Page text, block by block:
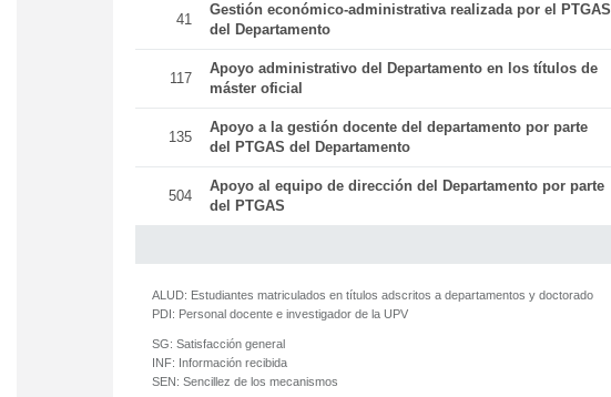
41
Gestión económico-administrativa realizada por el PTGAS
del Departamento
117
Apoyo administrativo del Departamento en los títulos de
máster oficial
135
Apoyo a la gestión docente del departamento por parte
del PTGAS del Departamento
504
Apoyo al equipo de dirección del Departamento por parte
del PTGAS
ALUD: Estudiantes matriculados en títulos adscritos a departamentos y doctorado
PDI: Personal docente e investigador de la UPV
SG: Satisfacción general
INF: Información recibida
SEN: Sencillez de los mecanismos